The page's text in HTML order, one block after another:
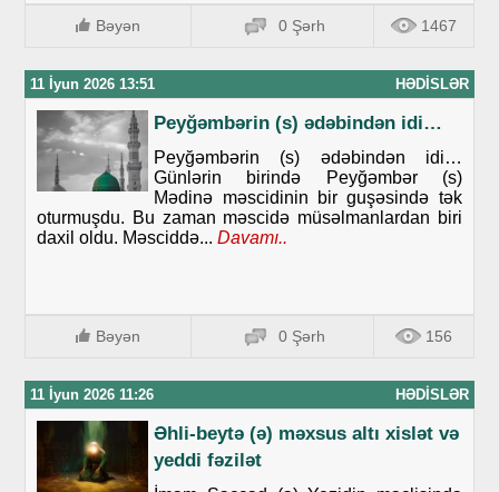
Bəyən 0 Şərh 1467
11 İyun 2026 13:51 HƏDISLƏR
Peyğəmbərin (s) ədəbindən idi…
Peyğəmbərin (s) ədəbindən idi…
Günlərin birində Peyğəmbər (s)
Mədinə məscidinin bir guşəsində tək
oturmuşdu. Bu zaman məscidə müsəlmanlardan biri
daxil oldu. Məsciddə... Davamı..
Bəyən 0 Şərh 156
11 İyun 2026 11:26 HƏDISLƏR
Əhli-beytə (ə) məxsus altı xislət və
yeddi fəzilət